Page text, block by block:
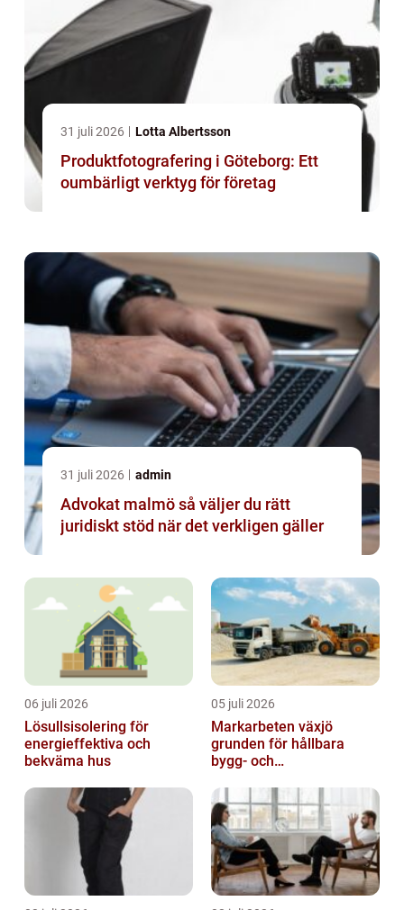
31 juli 2026 Lotta Albertsson
Produktfotografering i Göteborg: Ett
oumbärligt verktyg för företag
31 juli 2026 admin
Advokat malmö så väljer du rätt
juridiskt stöd när det verkligen gäller
06 juli 2026
Lösullsisolering för
energieffektiva och
bekväma hus
05 juli 2026
Markarbeten växjö
grunden för hållbara
bygg- och